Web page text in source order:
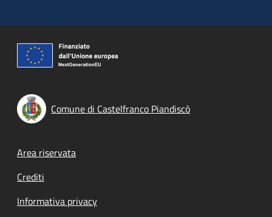
Comune di Castelfranco Piandiscò
Footer menu
Area riservata
Crediti
Informativa privacy